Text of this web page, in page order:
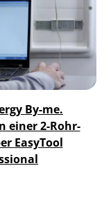
By-me.
einer 2-Rohr-
EasyTool